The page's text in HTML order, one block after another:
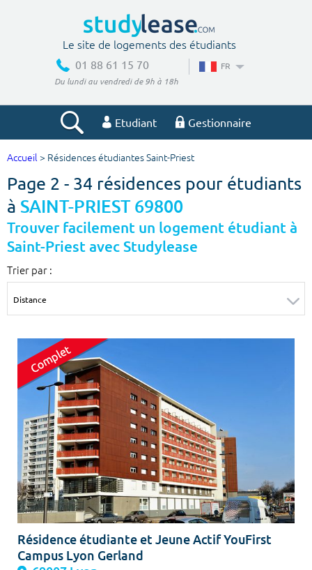
Le site de logements des étudiants
01 88 61 15 70
Du lundi au vendredi de 9h à 18h
FR
Etudiant Gestionnaire
Votre recherche
Ville, école
Type de location
Colocation
Votre date d'entrée
Chercher
Accueil > Résidences étudiantes Saint-Priest
Page 2 - 34 résidences pour étudiants
à SAINT-PRIEST 69800
Trouver facilement un logement étudiant à
Saint-Priest avec Studylease
Trier par :
Résidence étudiante et Jeune Actif YouFirst
Campus Lyon Gerland